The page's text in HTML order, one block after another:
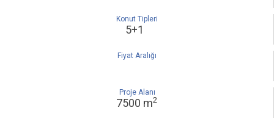
Konut Tipleri
5+1
Fiyat Aralığı
Proje Alanı
7500 m2